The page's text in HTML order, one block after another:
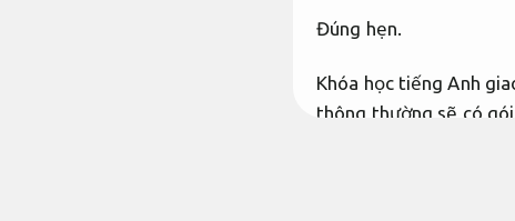
Đúng hẹn.
Khóa học tiếng Anh
thông thường sẽ có